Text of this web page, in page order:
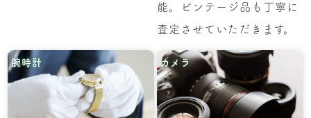
能。ビンテージ品も丁寧に
査定させていただきます。
腕時計 カメラ